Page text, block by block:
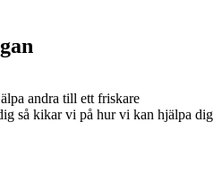
andra till ett friskare
så kikar vi på hur vi kan hjälpa dig